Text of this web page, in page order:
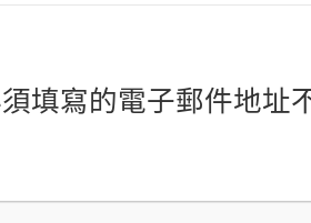
填寫的電子郵件地址